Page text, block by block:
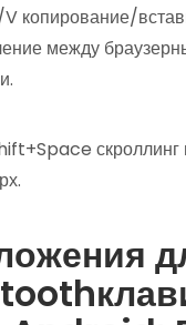
копирование/
между
скроллинг